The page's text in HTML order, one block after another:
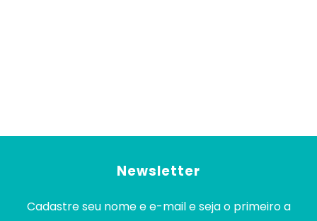
Newsletter
Cadastre seu nome e e-mail e seja o primeiro a